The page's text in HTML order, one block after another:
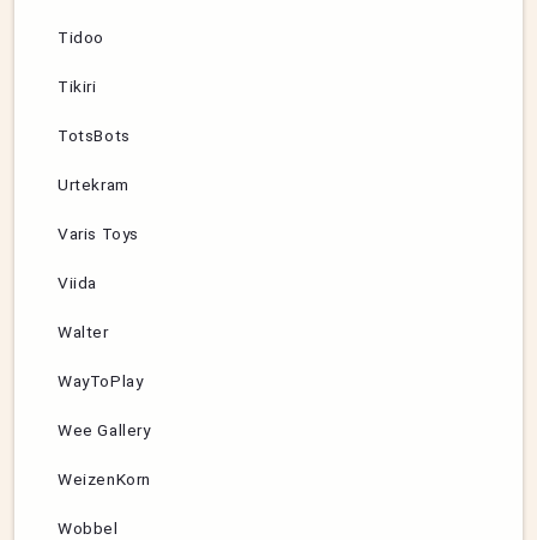
Tidoo
Tikiri
TotsBots
Urtekram
Varis Toys
Viida
Walter
WayToPlay
Wee Gallery
WeizenKorn
Wobbel